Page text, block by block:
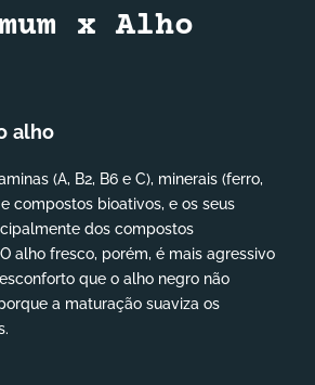
x Alho
alho
(A, B2, B6 e C), minerais (ferro,
compostos bioativos, e os seus
dos compostos
alho fresco, porém, é mais agressivo
que o alho negro não
a maturação suaviza os